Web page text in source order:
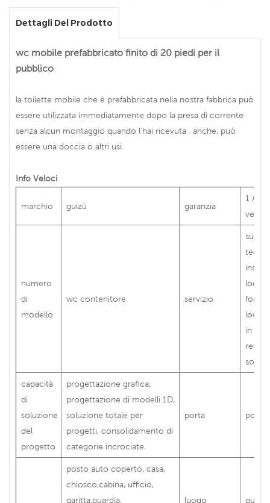
Dettagli Del Prodotto
wc mobile prefabbricato finito di 20 piedi per il
pubblico
la toilette mobile che è prefabbricata nella nostra fabbrica può
essere utilizzata immediatamente dopo la presa di corrente
senza alcun montaggio quando l'hai ricevuta . anche, può
essere una doccia o altri usi.
Info Veloci
marchio guizù garanzia
1
numero
di
modello
wc contenitore servizio
loco,
loco,
in
capacità
di
soluzione
del
progetto
progettazione grafica,
progettazione di modelli 1D,
soluzione totale per
progetti, consolidamento di
categorie incrociate
porta porta
posto auto coperto, casa,
chiosco,cabina, ufficio,
garitta,guardia,
luogo